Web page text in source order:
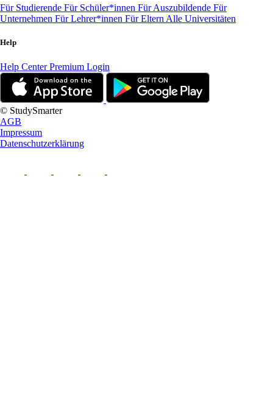
Für Studierende Für Schüler*innen Für Auszubildende Für
Unternehmen Für Lehrer*innen Für Eltern Alle Universitäten
Help
Help CenterPremium Login
© StudySmarter
AGB
Impressum
Datenschutzerklärung